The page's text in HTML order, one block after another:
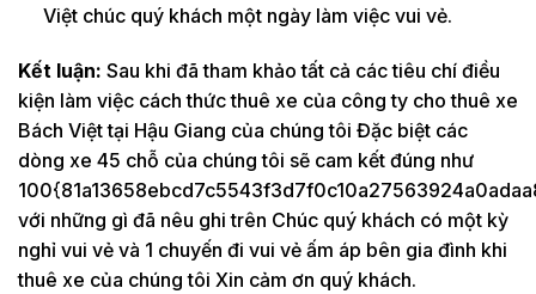
Việt chúc quý khách một ngày làm việc vui vẻ.
Kết luận: Sau khi đã tham khảo tất cả các tiêu chí điều
kiện làm việc cách thức thuê xe của công ty cho thuê xe
Bách Việt tại Hậu Giang của chúng tôi Đặc biệt các
dòng xe 45 chỗ của chúng tôi sẽ cam kết đúng như
với những gì đã nêu ghi trên Chúc quý khách có một kỳ
nghỉ vui vẻ và 1 chuyến đi vui vẻ ấm áp bên gia đình khi
thuê xe của chúng tôi Xin cảm ơn quý khách.